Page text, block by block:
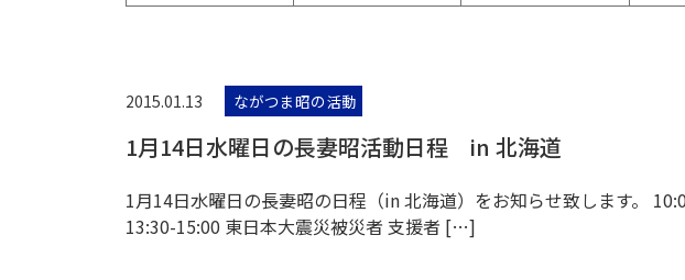
2015.01.13 ながつま昭の活動
1月14日水曜日の長妻昭活動日程 in 北海道
1月14日水曜日の長妻昭の日程（in 北海道）をお知らせ致します。
13:30-15:00 東日本大震災被災者 支援者 […]